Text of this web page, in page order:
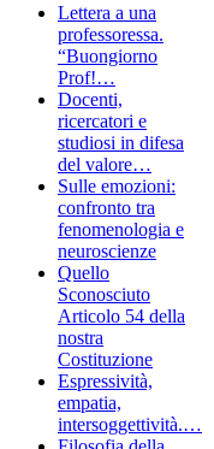
Lettera a una
professoressa.
“Buongiorno
Prof!…
Docenti,
ricercatori e
studiosi in difesa
del valore…
Sulle emozioni:
confronto tra
fenomenologia e
neuroscienze
Quello
Sconosciuto
Articolo 54 della
nostra
Costituzione
Espressività,
empatia,
intersoggettività.…